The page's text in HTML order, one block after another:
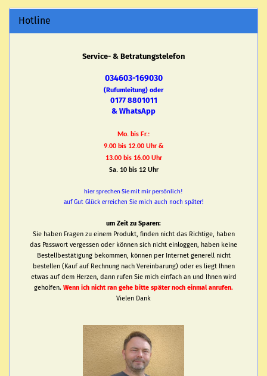
Hotline
Service- & Betratungstelefon
034603-169030
(Rufumleitung) oder
0177 8801011
& WhatsApp
Mo. bis Fr.:
9.00 bis 12.00 Uhr &
13.00 bis 16.00 Uhr
Sa. 10 bis 12 Uhr
hier sprechen Sie mit mir persönlich!
auf Gut Glück erreichen Sie mich auch noch später!
um Zeit zu Sparen:
Sie haben Fragen zu einem Produkt, finden nicht das Richtige, haben
das Passwort vergessen oder können sich nicht einloggen, haben keine
Bestellbestätigung bekommen, können per Internet generell nicht
bestellen (Kauf auf Rechnung nach Vereinbarung) oder es liegt Ihnen
etwas auf dem Herzen, dann rufen Sie mich einfach an und Ihnen wird
geholfen. Wenn ich nicht ran gehe bitte später noch einmal anrufen.
Vielen Dank